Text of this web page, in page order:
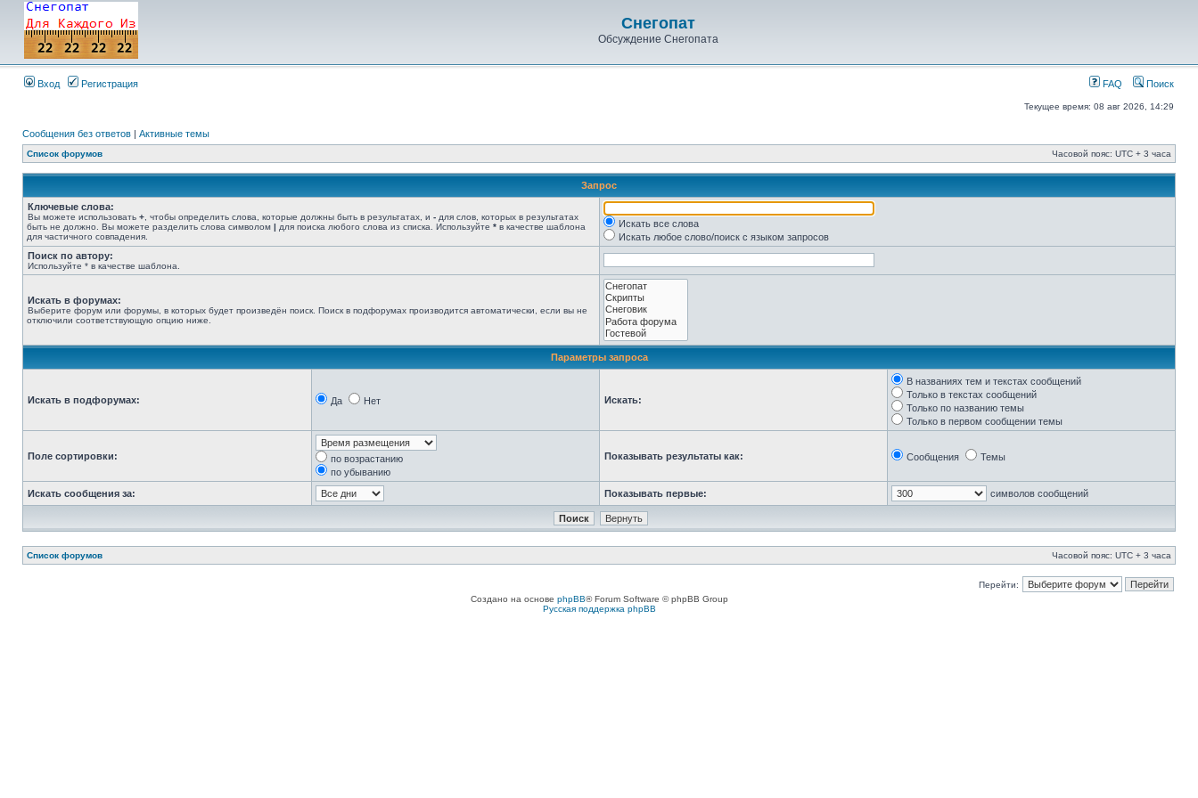
Снегопат
Обсуждение Снегопата
Вход Регистрация FAQ Поиск
Текущее время: 08 авг 2026, 14:29
Сообщения без ответов | Активные темы
Список форумов Часовой пояс: UTC + 3 часа
Запрос
Ключевые слова:
Вы можете использовать + , чтобы определить слова, которые должны быть в результатах, и - для слов, которых в результатах
быть не должно. Вы можете разделить слова символом | для поиска любого слова из списка. Используйте * в качестве шаблона
для частичного совпадения.
Искать все слова
Искать любое слово/поиск с языком запросов
Поиск по автору:
Используйте * в качестве шаблона.
Искать в форумах:
Выберите форум или форумы, в которых будет произведён поиск. Поиск в подфорумах производится автоматически, если вы не
отключили соответствующую опцию ниже.
Параметры запроса
Искать в подфорумах: Да Нет Искать:
В названиях тем и текстах сообщений
Только в текстах сообщений
Только по названию темы
Только в первом сообщении темы
Поле сортировки:
по возрастанию
по убыванию
Показывать результаты как: Сообщения Темы
Искать сообщения за: Показывать первые: символов сообщений
Список форумов Часовой пояс: UTC + 3 часа
Перейти:
Создано на основе phpBB® Forum Software © phpBB Group
Русская поддержка phpBB